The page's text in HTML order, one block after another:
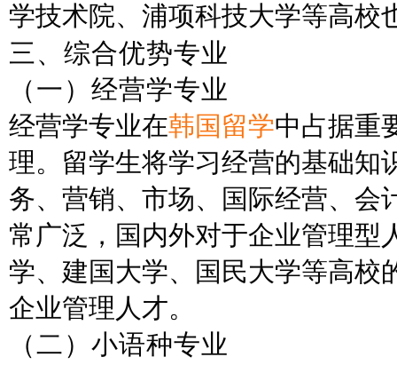
学技术院、浦项科技大学等高校
三、 综合优势专业
（一） 经营学专业
经营学专业在韩国留学中占据重
理。留学生将学习经营的基础知
务、营销、市场、国际经营、会
常广泛，国内外对于企业管理型
学、建国大学、国民大学等高校
企业管理人才。
（二） 小语种专业